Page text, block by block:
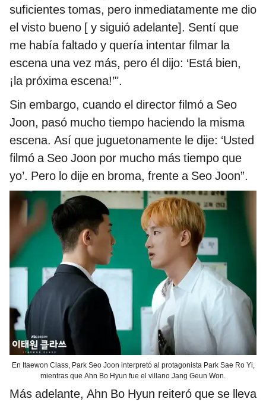
suficientes tomas, pero inmediatamente me dio
el visto bueno [ y siguió adelante]. Sentí que
me había faltado y quería intentar filmar la
escena una vez más, pero él dijo: ‘Está bien,
¡la próxima escena!’".
Sin embargo, cuando el director filmó a Seo
Joon, pasó mucho tiempo haciendo la misma
escena. Así que juguetonamente le dije: ‘Usted
filmó a Seo Joon por mucho más tiempo que
yo’. Pero lo dije en broma, frente a Seo Joon”.
En Itaewon Class, Park Seo Joon interpretó al protagonista Park Sae Ro Yi,
mientras que Ahn Bo Hyun fue el villano Jang Geun Won.
Más adelante, Ahn Bo Hyun reiteró que se lleva